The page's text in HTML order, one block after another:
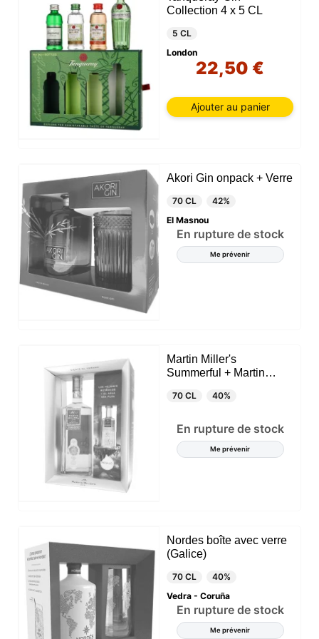
Collection 4 x 5 CL
5 CL
London
22,50 €
Ajouter au panier
Akori Gin onpack + Verre
70 CL
42%
El Masnou
En rupture de stock
Me prévenir
Martin Miller's
Summerful + Martin
70 CL 40%
En rupture de stock
Me prévenir
Nordes boîte avec verre
(Galice)
70 CL
40%
Vedra - Coruña
En rupture de stock
Me prévenir